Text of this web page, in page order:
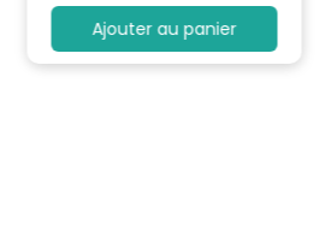
Ajouter au panier